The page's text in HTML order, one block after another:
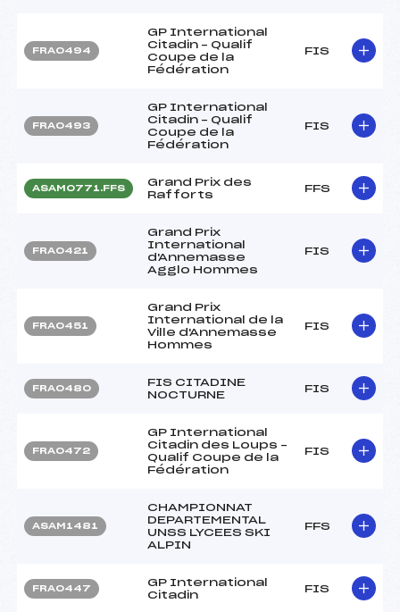
FRA0494
GP International
Citadin – Qualif
Coupe de la
Fédération
FIS
FRA0493
GP International
Citadin – Qualif
Coupe de la
Fédération
FIS
ASAM0771.FFS
Grand Prix des
Rafforts
FFS
FRA0421
Grand Prix
International
d'Annemasse
Agglo Hommes
FIS
FRA0451
Grand Prix
International de la
Ville d'Annemasse
Hommes
FIS
FRA0480
FIS CITADINE
NOCTURNE
FIS
FRA0472
GP International
Citadin des Loups –
Qualif Coupe de la
Fédération
FIS
ASAM1481
CHAMPIONNAT
DEPARTEMENTAL
UNSS LYCEES SKI
ALPIN
FFS
FRA0447
GP International
Citadin
FIS